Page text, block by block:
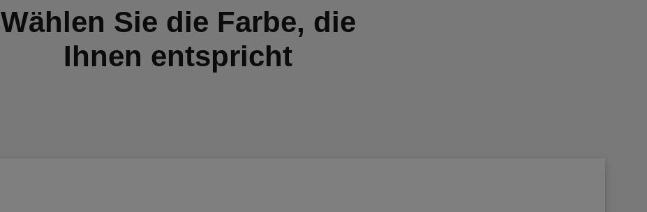
Wählen Sie die Farbe, die
Ihnen entspricht